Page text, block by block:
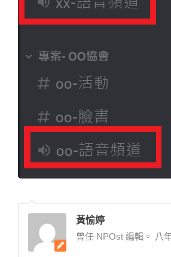
黃愉婷
曾任 NPOst 編輯。 八